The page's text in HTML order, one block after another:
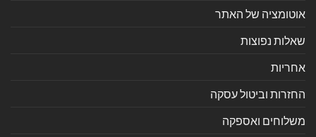
אוטומציה של האתר
שאלות נפוצות
אחריות
החזרות וביטול עסקה
משלוחים ואספקה